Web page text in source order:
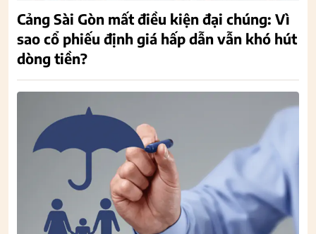
Cảng Sài Gòn mất điều kiện đại chúng: Vì
sao cổ phiếu định giá hấp dẫn vẫn khó hút
dòng tiền?